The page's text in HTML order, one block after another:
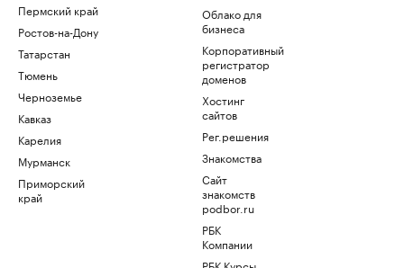
Пермский край
Ростов-на-Дону
Татарстан
Тюмень
Черноземье
Кавказ
Карелия
Мурманск
Приморский
край
Облако для
бизнеса
Корпоративный
регистратор
доменов
Хостинг
сайтов
Рег.решения
Знакомства
Сайт
знакомств
podbor.ru
РБК
Компании